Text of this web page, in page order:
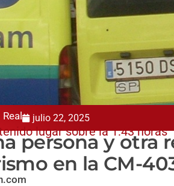
julio 22, 2025
lugar sobre la 1:43 horas
persona y otra
en la CM-